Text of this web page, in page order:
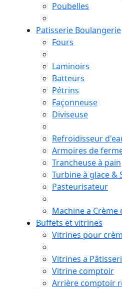
Poubelles
Patisserie Boulangerie
Fours
Laminoirs
Batteurs
Pétrins
Façonneuse
Diviseuse
Refroidisseur
Armoires de
Trancheuse à pain
Turbine à glace &
Pasteurisateur
Machine a Crème
Buffets et vitrines
Vitrines pour
Vitrines a
Vitrine comptoir
Arrière comptoir